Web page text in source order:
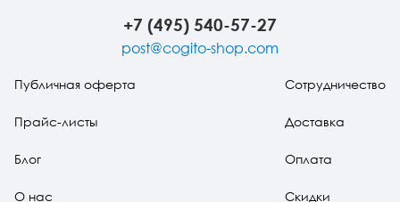
+7 (495) 540-57-27
post@cogito-shop.com
Публичная оферта
Прайс-листы
Блог
О нас
Сотрудничество
Доставка
Оплата
Скидки